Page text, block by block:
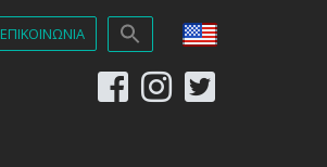
ΕΠΙΚΟΙΝΩΝΊΑ